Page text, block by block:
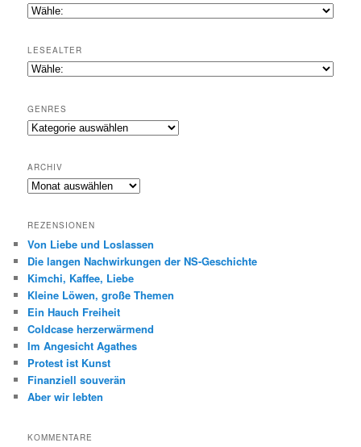
LESEALTER
GENRES
Genres
ARCHIV
Archiv
REZENSIONEN
Von Liebe und Loslassen
Die langen Nachwirkungen der NS-Geschichte
Kimchi, Kaffee, Liebe
Kleine Löwen, große Themen
Ein Hauch Freiheit
Coldcase herzerwärmend
Im Angesicht Agathes
Protest ist Kunst
Finanziell souverän
Aber wir lebten
KOMMENTARE